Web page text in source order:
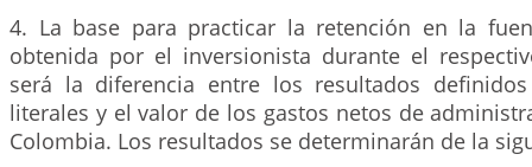
4. La base para practicar la retención en la
obtenida por el inversionista durante el
será la diferencia entre los resultados
literales y el valor de los gastos netos de
Colombia. Los resultados se determinarán de la